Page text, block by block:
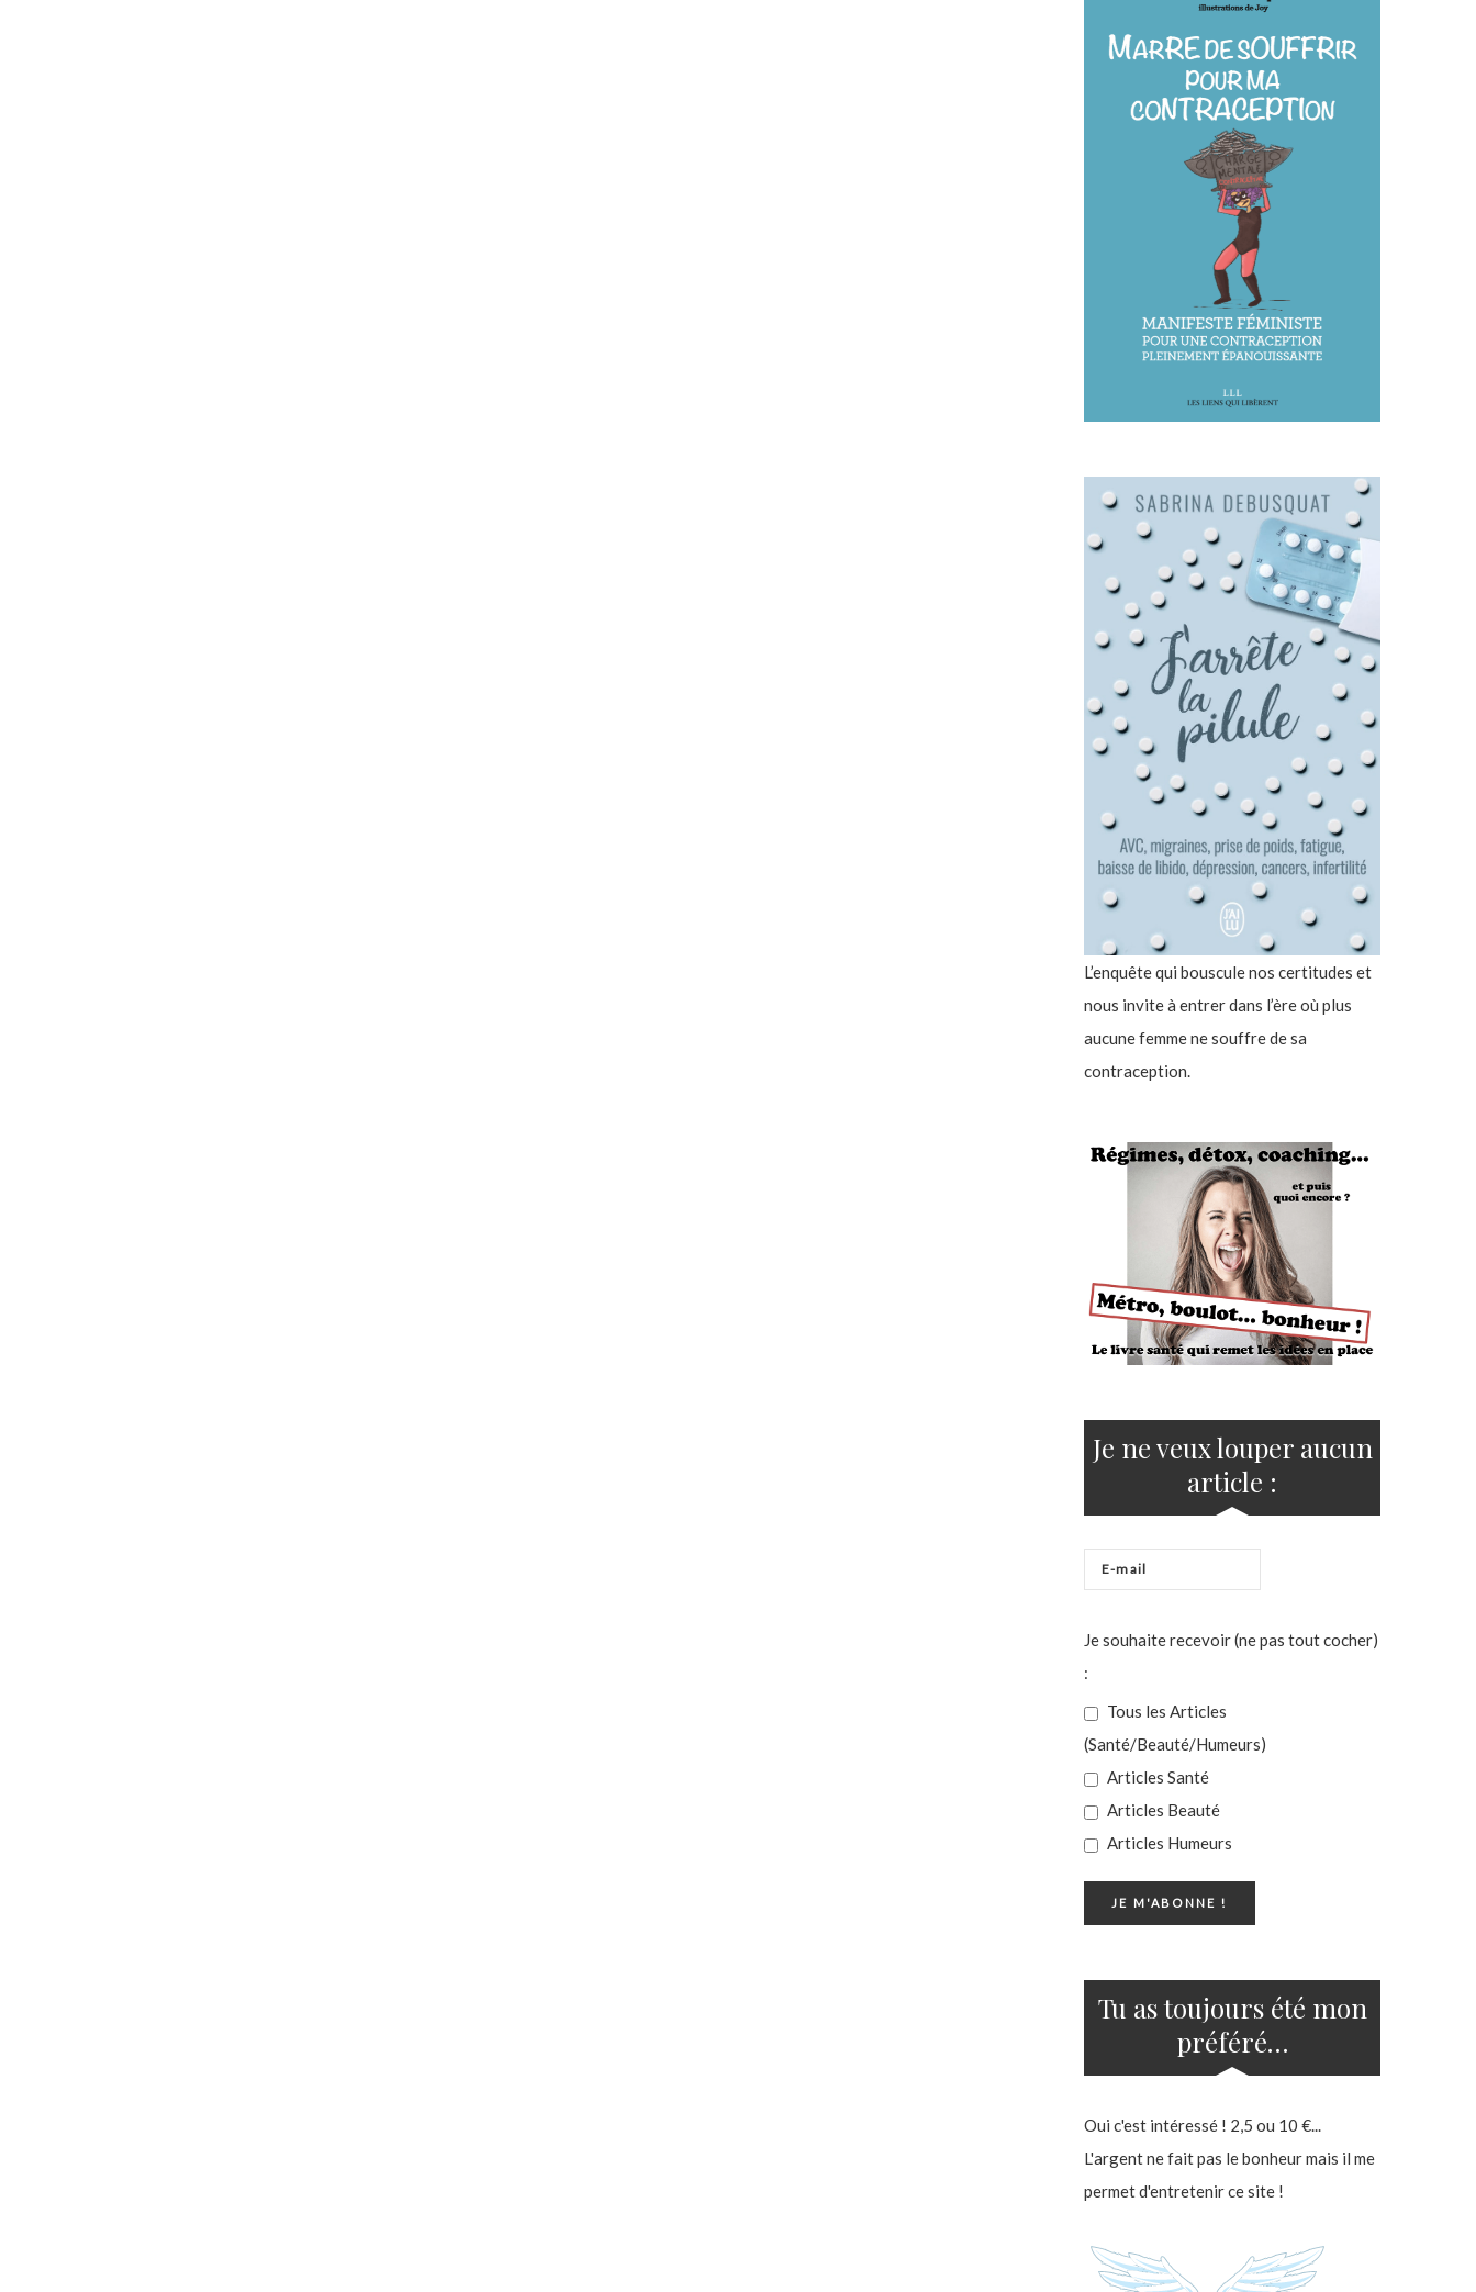
L’enquête qui bouscule nos certitudes et
nous invite à entrer dans l’ère où plus
aucune femme ne souffre de sa
contraception.
Je ne veux louper aucun
article :
Je souhaite recevoir (ne pas tout cocher)
:
Tous les Articles
(Santé/Beauté/Humeurs)
Articles Santé
Articles Beauté
Articles Humeurs
Tu as toujours été mon
préféré…
Oui c'est intéressé ! 2,5 ou 10 €...
L'argent ne fait pas le bonheur mais il me
permet d'entretenir ce site !